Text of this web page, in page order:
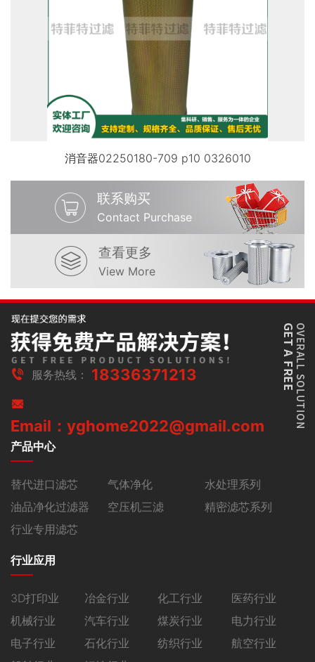
消音器02250180-709 p10 0326010
联系购买
Contact Purchase
查看更多
View More
服务热线： 18336371213
Email：yghome2022@gmail.com
产品中心
替代进口滤芯 气体净化
水处理系列
油品净化过滤器
空压机三滤
精密滤芯系列
行业专用滤芯
行业应用
3D打印业 冶金行业 化工行业
医药行业
机械行业
汽车行业 煤炭行业
电力行业
电子行业
石化行业 纺织行业
航空行业